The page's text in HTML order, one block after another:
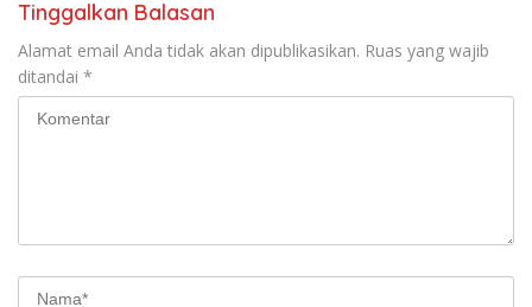
Tinggalkan Balasan
Alamat email Anda tidak akan dipublikasikan. Ruas yang wajib
ditandai *